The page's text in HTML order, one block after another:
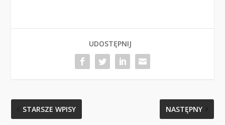
UDOSTĘPNIJ
STARSZE WPISY NASTĘPNY